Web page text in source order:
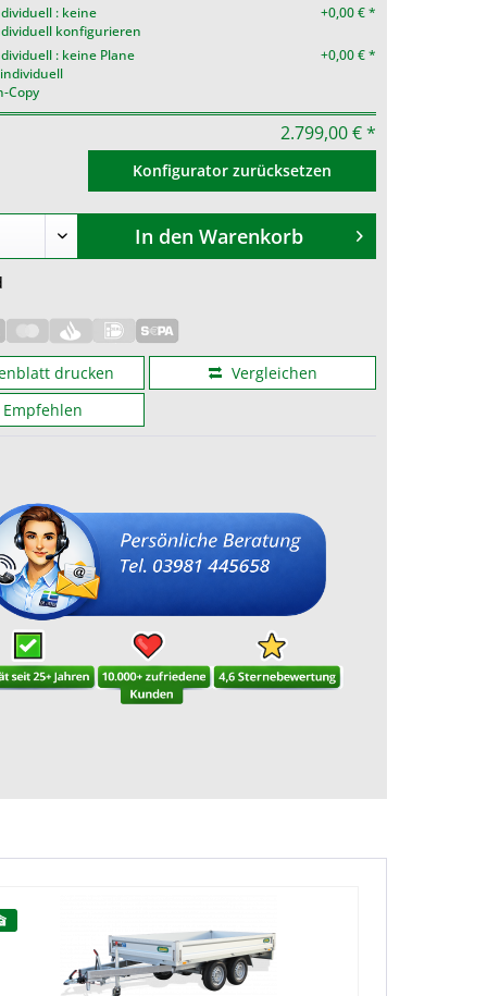
: keine
konfigurieren
+0,00 € *
: keine Plane
Copy
+0,00 € *
2.799,00 € *
Konfigurator zurücksetzen
In den Warenkorb
drucken
Vergleichen
Empfehlen